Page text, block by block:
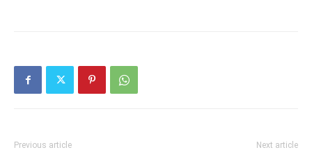
Previous article Next article